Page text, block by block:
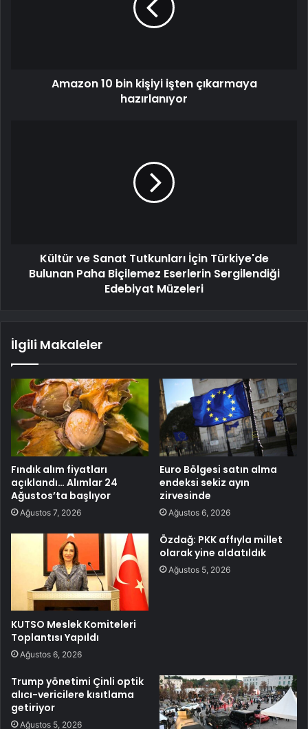
Amazon 10 bin kişiyi işten çıkarmaya
hazırlanıyor
Kültür ve Sanat Tutkunları İçin Türkiye'de
Bulunan Paha Biçilemez Eserlerin Sergilendiği
Edebiyat Müzeleri
İlgili Makaleler
Fındık alım fiyatları
açıklandı… Alımlar 24
Ağustos’ta başlıyor
Ağustos 7, 2026
Euro Bölgesi satın alma
endeksi sekiz ayın
zirvesinde
Ağustos 6, 2026
KUTSO Meslek Komiteleri
Toplantısı Yapıldı
Ağustos 6, 2026
Özdağ: PKK affıyla millet
olarak yine aldatıldık
Ağustos 5, 2026
Trump yönetimi Çinli optik
alıcı-vericilere kısıtlama
getiriyor
Ağustos 5, 2026